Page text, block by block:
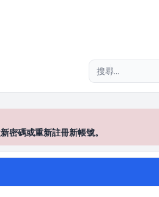
碼或重新註冊新帳號。